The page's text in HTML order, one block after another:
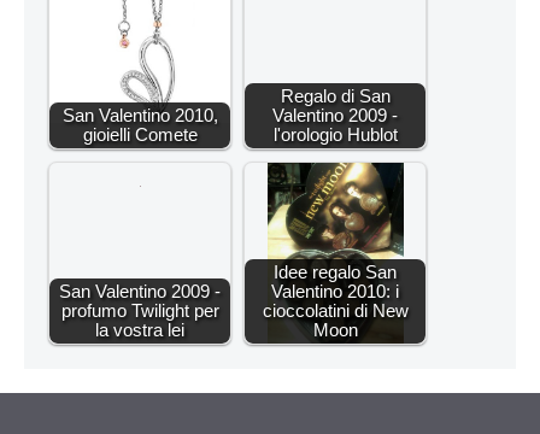
San Valentino 2010,
gioielli Comete
Regalo di San
Valentino 2009 -
l'orologio Hublot
San Valentino 2009 -
profumo Twilight per
la vostra lei
Idee regalo San
Valentino 2010: i
cioccolatini di New
Moon